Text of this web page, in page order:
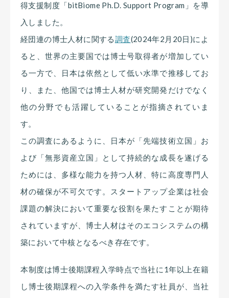
得支援制度「bitBiome Ph.D. Support Program」を導
入しました。
経団連の博士人材に関する調査(2024年2月20日)によ
ると、世界の主要国では博士号取得者が増加してい
る一方で、日本は依然として低い水準で推移してお
り、また、他国では博士人材が研究開発だけでなく
他の分野でも活躍していることが指摘されていま
す。
この調査にあるように、日本が「先端技術立国」お
よび「無形資産立国」として持続的な成長を遂げる
ためには、多様な能力を持つ人材、特に高度専門人
材の確保が不可欠です。スタートアップ企業は社会
課題の解決において重要な役割を果たすことが期待
されていますが、博士人材はそのエコシステムの構
築において中核となるべき存在です。
本制度は博士後期課程入学時点で当社に1年以上在籍
し博士後期課程への入学条件を満たす社員が、当社